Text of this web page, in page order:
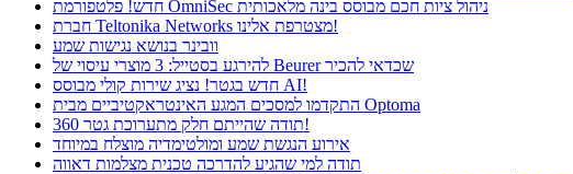
חדש! פלטפורמת OmniSec ניהול ציות חכם מבוסס בינה מלאכותית
חברת Teltonika Networks מצטרפת אלינו!
וובינר בנושא נגישות שמע
להירגע בסטייל: 3 מוצרי עיסוי של Beurer שכדאי להכיר
חדש בגטר! נציג שירות קולי מבוסס AI!
התקדמו למסכים המגע האינטראקטיביים מבית Optoma
תודה שהייתם חלק מתערוכת גטר 360!
אירוע הנגשת שמע ומולטימדיה מוצלח במיוחד
תודה למי שהגיע להדרכה טכנית מצלמות דאווה